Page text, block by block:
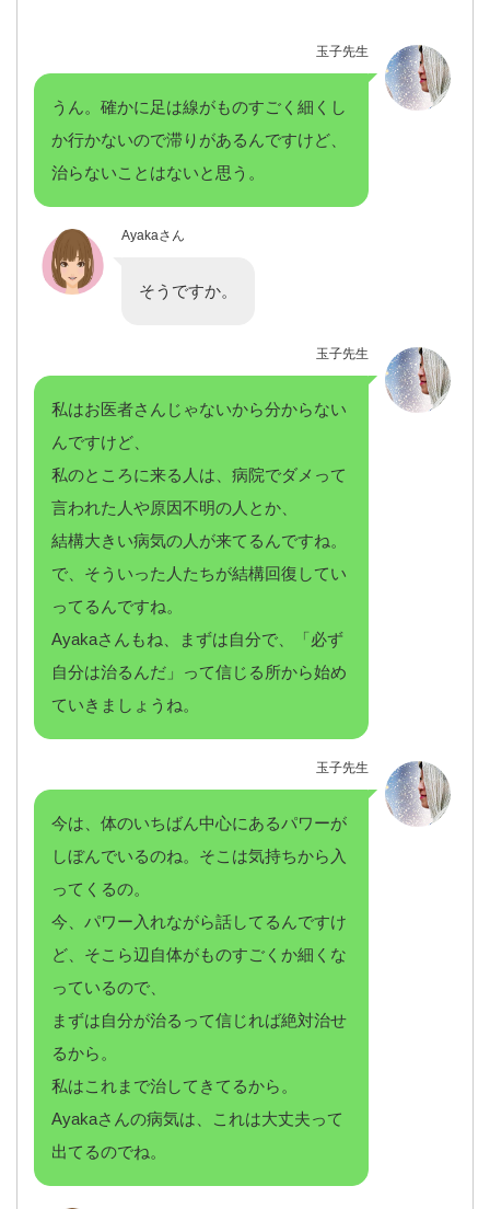
玉子先生
うん。確かに足は線がものすごく細くし
か行かないので滞りがあるんですけど、
治らないことはないと思う。
Ayakaさん
そうですか。
玉子先生
私はお医者さんじゃないから分からない
んですけど、
私のところに来る人は、病院でダメって
言われた人や原因不明の人とか、
結構大きい病気の人が来てるんですね。
で、そういった人たちが結構回復してい
ってるんですね。
Ayakaさんもね、まずは自分で、「必ず
自分は治るんだ」って信じる所から始め
ていきましょうね。
玉子先生
今は、体のいちばん中心にあるパワーが
しぼんでいるのね。そこは気持ちから入
ってくるの。
今、パワー入れながら話してるんですけ
ど、そこら辺自体がものすごくか細くな
っているので、
まずは自分が治るって信じれば絶対治せ
るから。
私はこれまで治してきてるから。
Ayakaさんの病気は、これは大丈夫って
出てるのでね。